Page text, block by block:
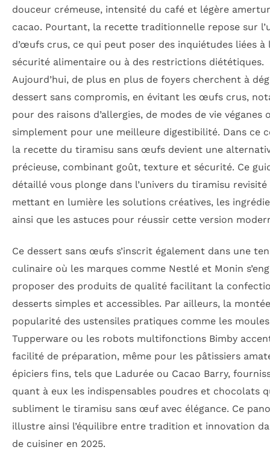
douceur crémeuse, intensité du café et légère
cacao. Pourtant, la recette traditionnelle repose sur
d’œufs crus, ce qui peut poser des inquiétudes liées à
sécurité alimentaire ou à des restrictions diététiques.
Aujourd’hui, de plus en plus de foyers cherchent à
dessert sans compromis, en évitant les œufs crus,
pour des raisons d’allergies, de modes de vie véganes
simplement pour une meilleure digestibilité. Dans ce
la recette du tiramisu sans œufs devient une
précieuse, combinant goût, texture et sécurité. Ce
détaillé vous plonge dans l’univers du tiramisu revisité
mettant en lumière les solutions créatives, les
ainsi que les astuces pour réussir cette version
Ce dessert sans œufs s’inscrit également dans une
culinaire où les marques comme Nestlé et Monin
proposer des produits de qualité facilitant la
desserts simples et accessibles. Par ailleurs, la
popularité des ustensiles pratiques comme les moules
Tupperware ou les robots multifonctions Bimby
facilité de préparation, même pour les pâtissiers
épiciers fins, tels que Ladurée ou Cacao Barry,
quant à eux les indispensables poudres et chocolats
subliment le tiramisu sans œuf avec élégance. Ce
illustre ainsi l’équilibre entre tradition et innovation
de cuisiner en 2025.